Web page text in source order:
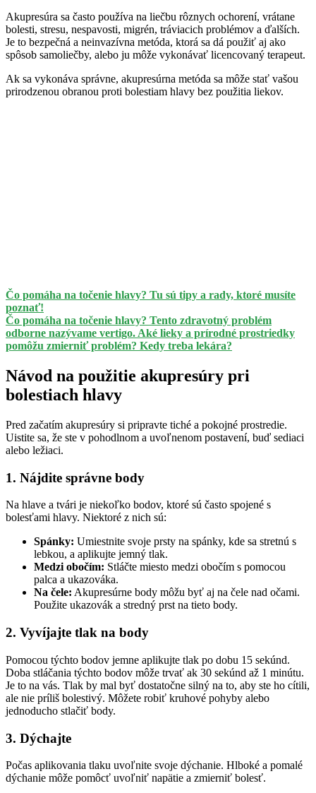
Akupresúra sa často používa na liečbu rôznych ochorení, vrátane
bolesti, stresu, nespavosti, migrén, tráviacich problémov a ďalších.
Je to bezpečná a neinvazívna metóda, ktorá sa dá použiť aj ako
spôsob samoliečby, alebo ju môže vykonávať licencovaný terapeut.
Ak sa vykonáva správne, akupresúrna metóda sa môže stať vašou
prirodzenou obranou proti bolestiam hlavy bez použitia liekov.
Čo pomáha na točenie hlavy? Tu sú tipy a rady, ktoré musíte
poznať!
Čo pomáha na točenie hlavy? Tento zdravotný problém
odborne nazývame vertigo. Aké lieky a prírodné prostriedky
pomôžu zmierniť problém? Kedy treba lekára?
Návod na použitie akupresúry pri
bolestiach hlavy
Pred začatím akupresúry si pripravte tiché a pokojné prostredie.
Uistite sa, že ste v pohodlnom a uvoľnenom postavení, buď sediaci
alebo ležiaci.
1. Nájdite správne body
Na hlave a tvári je niekoľko bodov, ktoré sú často spojené s
bolesťami hlavy. Niektoré z nich sú:
Spánky: Umiestnite svoje prsty na spánky, kde sa stretnú s
lebkou, a aplikujte jemný tlak.
Medzi obočím: Stláčte miesto medzi obočím s pomocou
palca a ukazováka.
Na čele: Akupresúrne body môžu byť aj na čele nad očami.
Použite ukazovák a stredný prst na tieto body.
2. Vyvíjajte tlak na body
Pomocou týchto bodov jemne aplikujte tlak po dobu 15 sekúnd.
Doba stláčania týchto bodov môže trvať ak 30 sekúnd až 1 minútu.
Je to na vás. Tlak by mal byť dostatočne silný na to, aby ste ho cítili,
ale nie príliš bolestivý. Môžete robiť kruhové pohyby alebo
jednoducho stlačiť body.
3. Dýchajte
Počas aplikovania tlaku uvoľnite svoje dýchanie. Hlboké a pomalé
dýchanie môže pomôcť uvoľniť napätie a zmierniť bolesť.